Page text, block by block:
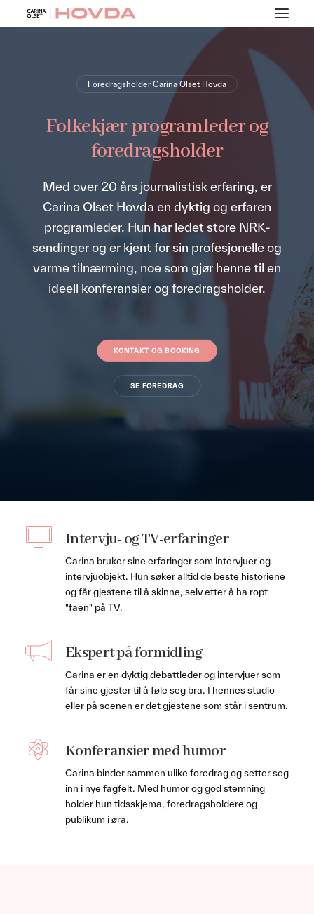
Intro
Om
Foredrag
Kontakt
Foredragsholder Carina Olset Hovda
Folkekjær programleder og
foredragsholder
Med over 20 års journalistisk erfaring, er
Carina Olset Hovda en dyktig og erfaren
programleder. Hun har ledet store NRK-
sendinger og er kjent for sin profesjonelle og
varme tilnærming, noe som gjør henne til en
ideell konferansier og foredragsholder.
KONTAKT OG BOOKING
SE FOREDRAG
Intervju- og TV-erfaringer
Carina bruker sine erfaringer som intervjuer og
intervjuobjekt. Hun søker alltid de beste historiene
og får gjestene til å skinne, selv etter å ha ropt
"faen" på TV.
Ekspert på formidling
Carina er en dyktig debattleder og intervjuer som
får sine gjester til å føle seg bra. I hennes studio
eller på scenen er det gjestene som står i sentrum.
Konferansier med humor
Carina binder sammen ulike foredrag og setter seg
inn i nye fagfelt. Med humor og god stemning
holder hun tidsskjema, foredragsholdere og
publikum i øra.